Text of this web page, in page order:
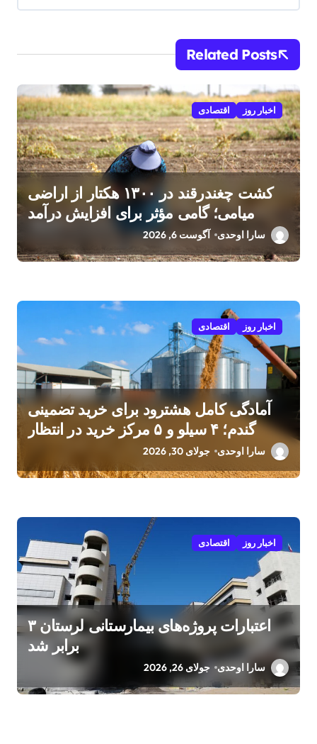
Related Posts
اخبار روز اقتصادی
کشت چغندرقند در ۱۳۰۰ هکتار از اراضی
میامی؛ گامی مؤثر برای افزایش درآمد
سارا اوحدی آگوست 6, 2026
اخبار روز اقتصادی
آمادگی کامل هشترود برای خرید تضمینی
گندم؛ ۴ سیلو و ۵ مرکز خرید در انتظار
سارا اوحدی جولای 30, 2026
اخبار روز اقتصادی
اعتبارات پروژه‌های بیمارستانی لرستان ۳
برابر شد
سارا اوحدی جولای 26, 2026